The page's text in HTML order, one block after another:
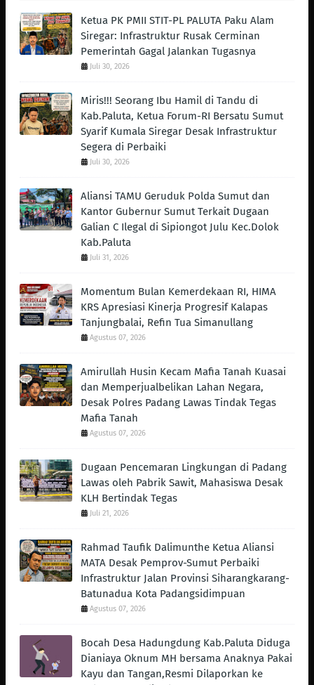
Ketua PK PMII STIT-PL PALUTA Paku Alam
Siregar: Infrastruktur Rusak Cerminan
Pemerintah Gagal Jalankan Tugasnya
Juli 30, 2026
Miris!!! Seorang Ibu Hamil di Tandu di
Kab.Paluta, Ketua Forum-RI Bersatu Sumut
Syarif Kumala Siregar Desak Infrastruktur
Segera di Perbaiki
Juli 30, 2026
Aliansi TAMU Geruduk Polda Sumut dan
Kantor Gubernur Sumut Terkait Dugaan
Galian C Ilegal di Sipiongot Julu Kec.Dolok
Kab.Paluta
Juli 31, 2026
Momentum Bulan Kemerdekaan RI, HIMA
KRS Apresiasi Kinerja Progresif Kalapas
Tanjungbalai, Refin Tua Simanullang
Agustus 07, 2026
Amirullah Husin Kecam Mafia Tanah Kuasai
dan Memperjualbelikan Lahan Negara,
Desak Polres Padang Lawas Tindak Tegas
Mafia Tanah
Agustus 07, 2026
Dugaan Pencemaran Lingkungan di Padang
Lawas oleh Pabrik Sawit, Mahasiswa Desak
KLH Bertindak Tegas ‎
Juli 21, 2026
Rahmad Taufik Dalimunthe Ketua Aliansi
MATA Desak Pemprov-Sumut Perbaiki
Infrastruktur Jalan Provinsi Siharangkarang-
Batunadua Kota Padangsidimpuan
Agustus 07, 2026
Bocah Desa Hadungdung Kab.Paluta Diduga
Dianiaya Oknum MH bersama Anaknya Pakai
Kayu dan Tangan,Resmi Dilaporkan ke